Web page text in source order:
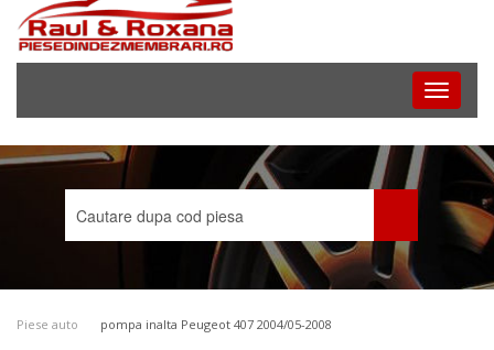
Toggle
Piese auto pompa inalta Peugeot 407 2004/05-2008